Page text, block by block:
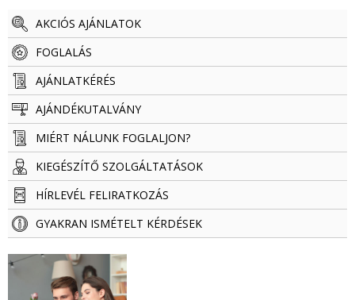
AKCIÓS AJÁNLATOK
FOGLALÁS
AJÁNLATKÉRÉS
AJÁNDÉKUTALVÁNY
MIÉRT NÁLUNK FOGLALJON?
KIEGÉSZÍTŐ SZOLGÁLTATÁSOK
HÍRLEVÉL FELIRATKOZÁS
GYAKRAN ISMÉTELT KÉRDÉSEK